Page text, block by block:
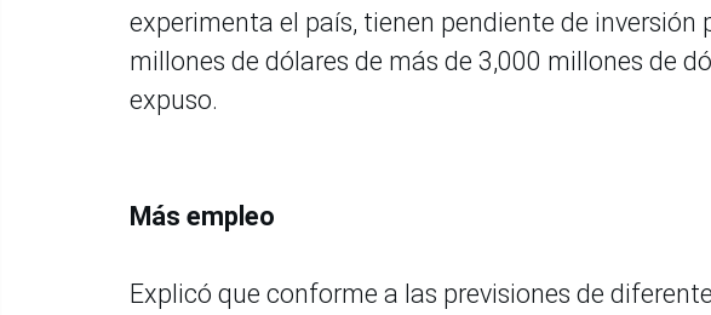
experimenta el país, tienen pendiente de inversión
millones de dólares de más de 3,000 millones de
expuso.
Más empleo
Explicó que conforme a las previsiones de